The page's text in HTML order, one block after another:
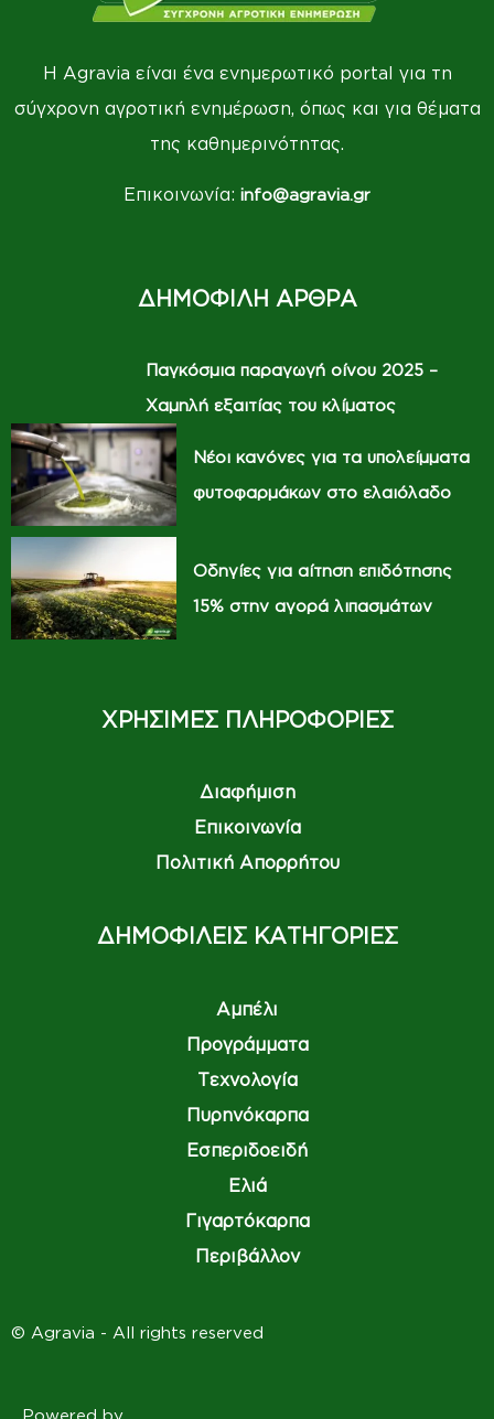
Η Agravia είναι ένα ενημερωτικό portal για τη
σύγχρονη αγροτική ενημέρωση, όπως και για θέματα
της καθημερινότητας.
Επικοινωνία: info@agravia.gr
ΔΗΜΟΦΙΛΗ ΑΡΘΡΑ
Παγκόσμια παραγωγή οίνου 2025 –
Χαμηλή εξαιτίας του κλίματος
Νέοι κανόνες για τα υπολείμματα
φυτοφαρμάκων στο ελαιόλαδο
Οδηγίες για αίτηση επιδότησης
15% στην αγορά λιπασμάτων
ΧΡΗΣΙΜΕΣ ΠΛΗΡΟΦΟΡΙΕΣ
Διαφήμιση
Επικοινωνία
Πολιτική Απορρήτου
ΔΗΜΟΦΙΛΕΙΣ ΚΑΤΗΓΟΡΙΕΣ
Αμπέλι
Προγράμματα
Τεχνολογία
Πυρηνόκαρπα
Εσπεριδοειδή
Ελιά
Γιγαρτόκαρπα
Περιβάλλον
© Agravia - All rights reserved
Powered by